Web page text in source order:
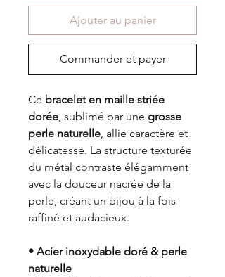
Ajouter au panier
Commander et payer
Ce bracelet en maille striée
dorée, sublimé par une grosse
perle naturelle, allie caractère et
délicatesse. La structure texturée
du métal contraste élégamment
avec la douceur nacrée de la
perle, créant un bijou à la fois
raffiné et audacieux.
• Acier inoxydable doré & perle
naturelle